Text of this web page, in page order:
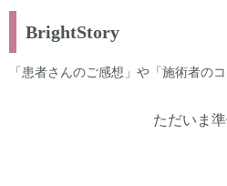
BrightStory
「患者さんのご感想」や「施術者の
ただいま